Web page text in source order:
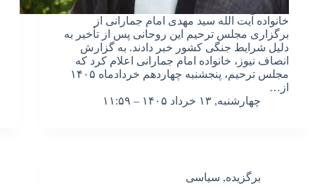
خانواده آیت الله سید مهدی امام جمارانی از
برگزاری مجلس ترحیم این روحانی پس از تأخیر به
دلیل شرایط جنگی کشور خبر دادند. به گزارش
انصاف نیوز، خانواده امام جمارانی اعلام کرد که
مجلس ترحیم، پنجشنبه چهاردهم خردادماه ۱۴۰۵
از…
چهارشنبه, ۱۳ خرداد ۱۴۰۵ – ۱۱:۵۹
برگزیده, سیاسی